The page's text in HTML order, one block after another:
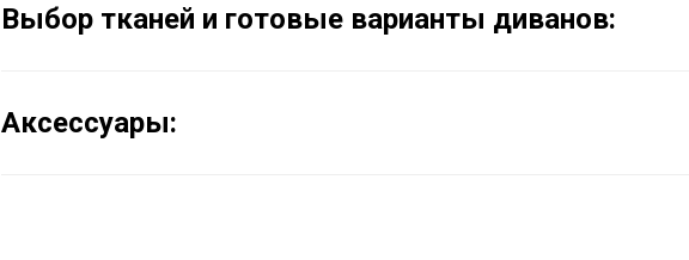
Выбор тканей и готовые варианты диванов:
Аксессуары: